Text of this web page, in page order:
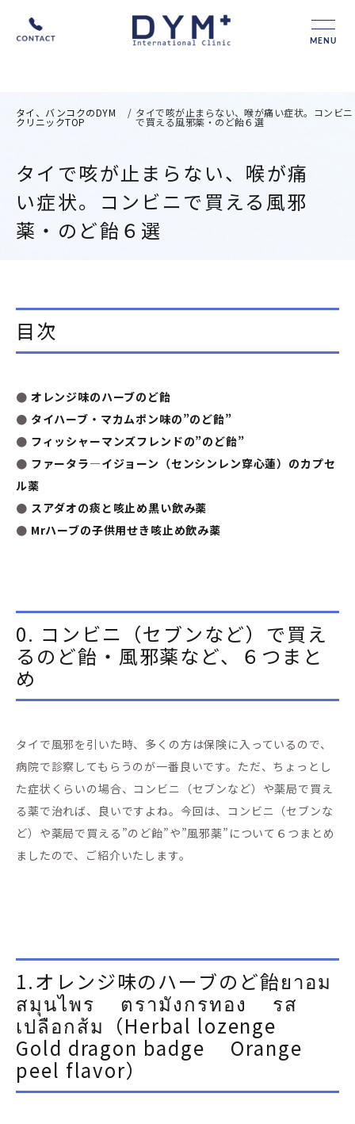
MENU
タイ、バンコクのDYM
クリニックTOP
/ タイで咳が止まらない、喉が痛い症状。コンビニ
で買える風邪薬・のど飴６選
タイで咳が止まらない、喉が痛
い症状。コンビニで買える風邪
薬・のど飴６選
目次
● オレンジ味のハーブのど飴
● タイハーブ・マカムポン味の”のど飴”
● フィッシャーマンズフレンドの”のど飴”
● ファータラ―イジョーン（センシンレン穿心蓮）のカプセ
ル薬
● スアダオの痰と咳止め黒い飲み薬
● Mrハーブの子供用せき咳止め飲み薬
0. コンビニ（セブンなど）で買え
るのど飴・風邪薬など、６つまと
め
タイで風邪を引いた時、多くの方は保険に入っているので、
病院で診察してもらうのが一番良いです。ただ、ちょっとし
た症状くらいの場合、コンビニ（セブンなど）や薬局で買え
る薬で治れば、良いですよね。今回は、コンビニ（セブンな
ど）や薬局で買える”のど飴”や”風邪薬”について６つまとめ
ましたので、ご紹介いたします。
1.オレンジ味のハーブのど飴ยาอม
สมุนไพร ตรามังกรทอง รส
เปลือกส้ม（Herbal lozenge
Gold dragon badge Orange
peel flavor）